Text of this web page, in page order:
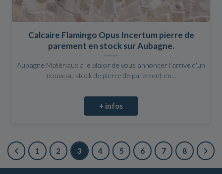
Calcaire Flamingo Opus Incertum pierre de
parement en stock sur Aubagne.
Aubagne Matériaux a le plaisir de vous annoncer l'arrivé d'un
nouveau stock de pierre de parement en...
+ infos
1 2 3 4 5 6 7 8